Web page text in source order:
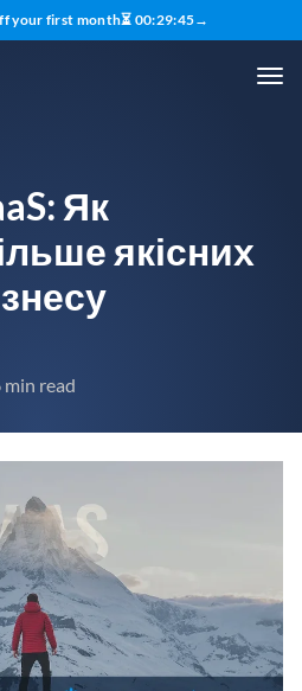
your first month⏳ 00:29:44→
Як
якісних
min read